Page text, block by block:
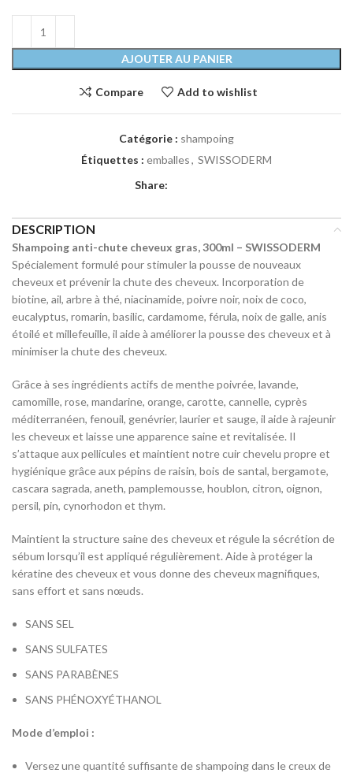
AJOUTER AU PANIER
Compare Add to wishlist
Catégorie : shampoing
Étiquettes : emballes, SWISSODERM
Share:
DESCRIPTION
Shampoing anti-chute cheveux gras, 300ml – SWISSODERM
Spécialement formulé pour stimuler la pousse de nouveaux
cheveux et prévenir la chute des cheveux. Incorporation de
biotine, ail, arbre à thé, niacinamide, poivre noir, noix de coco,
eucalyptus, romarin, basilic, cardamome, férula, noix de galle, anis
étoilé et millefeuille, il aide à améliorer la pousse des cheveux et à
minimiser la chute des cheveux.
Grâce à ses ingrédients actifs de menthe poivrée, lavande,
camomille, rose, mandarine, orange, carotte, cannelle, cyprès
méditerranéen, fenouil, genévrier, laurier et sauge, il aide à rajeunir
les cheveux et laisse une apparence saine et revitalisée. Il
s’attaque aux pellicules et maintient notre cuir chevelu propre et
hygiénique grâce aux pépins de raisin, bois de santal, bergamote,
cascara sagrada, aneth, pamplemousse, houblon, citron, oignon,
persil, pin, cynorhodon et thym.
Maintient la structure saine des cheveux et régule la sécrétion de
sébum lorsqu’il est appliqué régulièrement. Aide à protéger la
kératine des cheveux et vous donne des cheveux magnifiques,
sans effort et sans nœuds.
SANS SEL
SANS SULFATES
SANS PARABÈNES
SANS PHÉNOXYÉTHANOL
Mode d’emploi :
Versez une quantité suffisante de shampoing dans le creux de